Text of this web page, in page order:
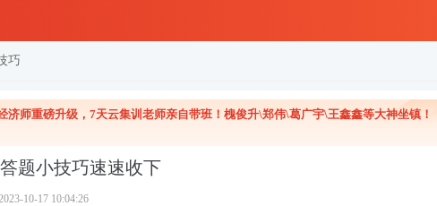
巧
济师重磅升级，7天云集训老师亲自带班！槐俊升\郑伟\葛广宇\王鑫鑫等大神坐镇！
题小技巧速速收下
10-17 10:04:26